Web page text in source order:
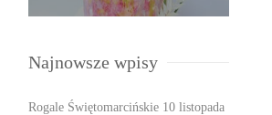
Najnowsze wpisy
Rogale Świętomarcińskie 10 listopada